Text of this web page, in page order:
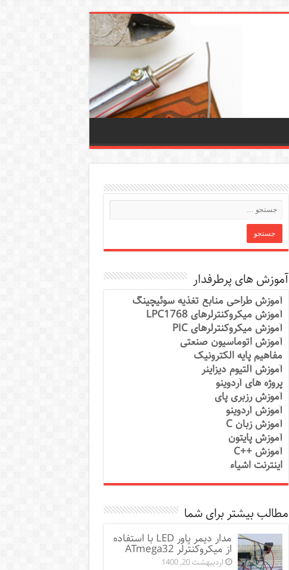
آموزش های پرطرفدار
آموزش طراحی منابع تغذیه سوئیچینگ
آموزش میکروکنترلرهای LPC1768
آموزش میکروکنترلرهای PIC
آموزش اتوماسیون صنعتی
مفاهیم پایه الکترونیک
آموزش آلتیوم دیزاینر
پروژه های آردوینو
آموزش رزبری پای
آموزش آردوینو
آموزش زبان C
آموزش پایتون
آموزش ++C
اینترنت اشیاء
مطالب بیشتر برای شما
مدار دیمر پاور LED با استفاده
از میکروکنترلر ATmega32
اردیبهشت 20, 1400